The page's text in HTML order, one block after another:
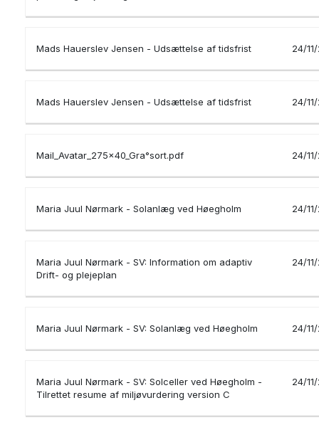
Mads Hauerslev Jensen - Udsættelse af tidsfrist 24/
Mads Hauerslev Jensen - Udsættelse af tidsfrist 24/
Mail_Avatar_275x40_Gra°sort.pdf 24/
Maria Juul Nørmark - Solanlæg ved Høegholm 24/
Maria Juul Nørmark - SV: Information om adaptiv
Drift- og plejeplan
24/
Maria Juul Nørmark - SV: Solanlæg ved Høegholm 24/
Maria Juul Nørmark - SV: Solceller ved Høegholm -
Tilrettet resume af miljøvurdering version C
24/